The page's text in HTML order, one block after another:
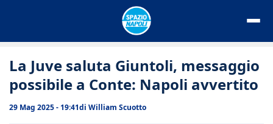
La Juve saluta Giuntoli, messaggio
possibile a Conte: Napoli avvertito
29 Mag 2025 - 19:41di William Scuotto